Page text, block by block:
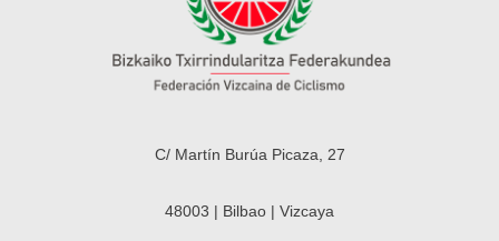
C/ Martín Burúa Picaza, 27
48003 | Bilbao | Vizcaya